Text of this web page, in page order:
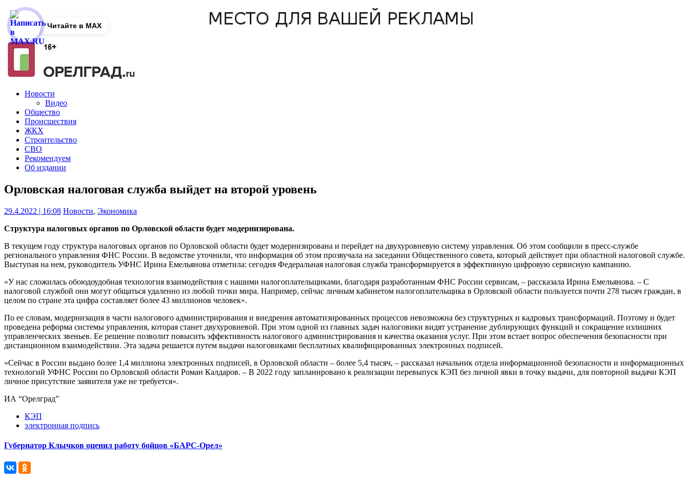
Новости
Видео
Общество
Происшествия
ЖКХ
Строительство
СВО
Рекомендуем
Об издании
Орловская налоговая служба выйдет на второй уровень
29.4.2022 | 16:08 Новости, Экономика
Структура налоговых органов по Орловской области будет модернизирована.
В текущем году структура налоговых органов по Орловской области будет модернизирована и перейдет на двухуровневую систему управления. Об этом сообщили в пресс-службе
регионального управления ФНС России. В ведомстве уточнили, что информация об этом прозвучала на заседании Общественного совета, который действует при областной налоговой службе.
Выступая на нем, руководитель УФНС Ирина Емельянова отметила: сегодня Федеральная налоговая служба трансформируется в эффективную цифровую сервисную кампанию.
«У нас сложилась обоюдоудобная технология взаимодействия с нашими налогоплательщиками, благодаря разработанным ФНС России сервисам, – рассказала Ирина Емельянова. – С
налоговой службой они могут общаться удаленно из любой точки мира. Например, сейчас личным кабинетом налогоплательщика в Орловской области пользуется почти 278 тысяч граждан, в
целом по стране эта цифра составляет более 43 миллионов человек».
По ее словам, модернизация в части налогового администрирования и внедрения автоматизированных процессов невозможна без структурных и кадровых трансформаций. Поэтому и будет
проведена реформа системы управления, которая станет двухуровневой. При этом одной из главных задач налоговики видят устранение дублирующих функций и сокращение излишних
управленческих звеньев. Ее решение позволит повысить эффективность налогового администрирования и качества оказания услуг. При этом встает вопрос обеспечения безопасности при
дистанционном взаимодействии. Эта задача решается путем выдачи налоговиками бесплатных квалифицированных электронных подписей.
«Сейчас в России выдано более 1,4 миллиона электронных подписей, в Орловской области – более 5,4 тысяч, – рассказал начальник отдела информационной безопасности и информационных
технологий УФНС России по Орловской области Роман Калдаров. – В 2022 году запланировано к реализации перевыпуск КЭП без личной явки в точку выдачи, для повторной выдачи КЭП
личное присутствие заявителя уже не требуется».
ИА “Орелград”
КЭП
электронная подпись
Губернатор Клычков оценил работу бойцов «БАРС-Орел»
Читайте в MAX